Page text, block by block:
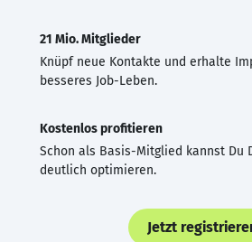
21 Mio. Mitglieder
Knüpf neue Kontakte und erhalte
besseres Job-Leben.
Kostenlos profitieren
Schon als Basis-Mitglied kannst Du
deutlich optimieren.
Jetzt